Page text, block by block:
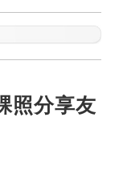
照分享友